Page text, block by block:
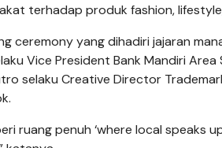
terhadap produk fashion,
ceremony yang dihadiri jajaran
Vice President Bank Mandiri
selaku Creative Director
ruang penuh ‘where local speaks